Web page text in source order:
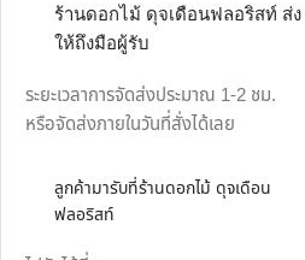
ร้านดอกไม้ ดุจเดือนฟลอริสท์ ส่ง
ให้ถึงมือผู้รับ
ระยะเวลาการจัดส่งประมาณ 1-2 ชม.
หรือจัดส่งภายในวันที่สั่งได้เลย
ลูกค้ามารับที่ร้านดอกไม้ ดุจเดือน
ฟลอริสท์